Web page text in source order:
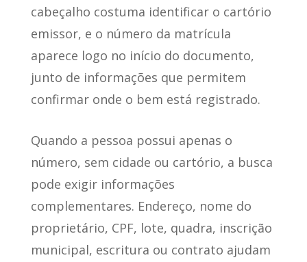
cabeçalho costuma identificar o cartório
emissor, e o número da matrícula
aparece logo no início do documento,
junto de informações que permitem
confirmar onde o bem está registrado.
Quando a pessoa possui apenas o
número, sem cidade ou cartório, a busca
pode exigir informações
complementares. Endereço, nome do
proprietário, CPF, lote, quadra, inscrição
municipal, escritura ou contrato ajudam